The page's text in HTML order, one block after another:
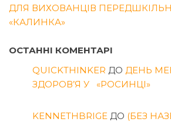
ДЛЯ ВИХОВАНЦІВ
«КАЛИНКА»
ОСТАННІ КОМЕНТАРІ
QUICKTHINKER ДО ДЕНЬ
ЗДОРОВ’Я У «РОСИНЦІ»
KENNETHBRIGE ДО (БЕЗ